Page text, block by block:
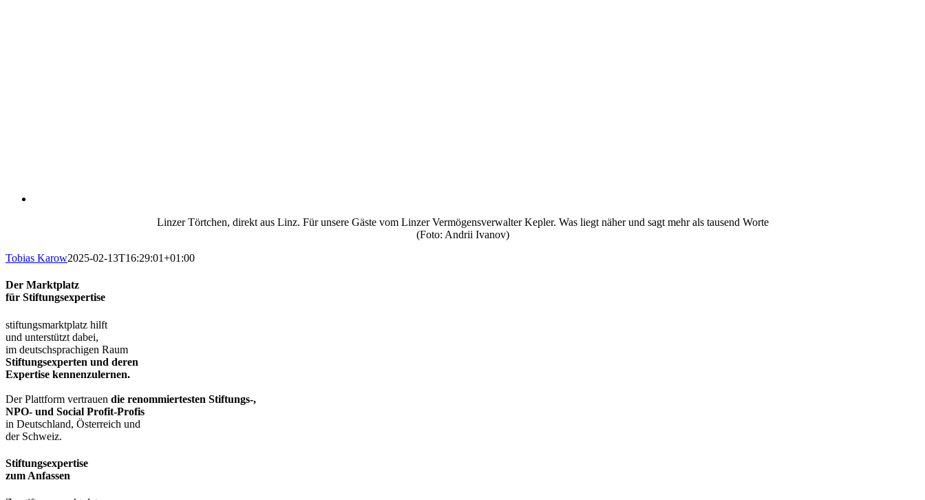
Linzer Törtchen, direkt aus Linz. Für unsere Gäste vom Linzer Vermögensverwalter Kepler. Was liegt näher und sagt mehr als tausend Worte
(Foto: Andrii Ivanov)
Tobias Karow2025-02-13T16:29:01+01:00
Der Marktplatz
für Stiftungsexpertise
stiftungsmarktplatz hilft
und unterstützt dabei,
im deutschsprachigen Raum
Stiftungsexperten und deren
Expertise kennenzulernen.
Der Plattform vertrauen die renommiertesten Stiftungs-,
NPO- und Social Profit-Profis
in Deutschland, Österreich und
der Schweiz.
Stiftungsexpertise
zum Anfassen